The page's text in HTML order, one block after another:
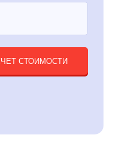
СТОИМОСТИ